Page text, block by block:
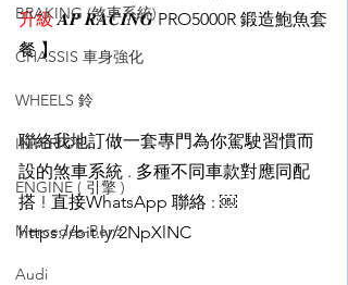
BRAKING (煞車系統)
CHASSIS 車身強化
WHEELS 鈴
INTERIOR
ENGINE ( 引擎 )
Mercedes-Benz
Audi
升級 𝑨𝑷 𝑹𝑨𝑪𝑰𝑵𝑮 PRO5000R 鍛造鮑魚套
餐 】
聯絡我地訂做一套專門為你駕駛習慣而
設的煞車系統 . 多種不同車款對應同配
搭 ! 直接WhatsApp 聯絡 : ￼
https://bit.ly/2NpXlNC